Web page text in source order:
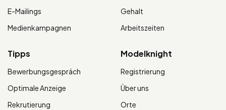
E-Mailings
Medienkampagnen
Gehalt
Arbeitszeiten
Tipps
Bewerbungsgespräch
Optimale Anzeige
Rekrutierung
Modelknight
Registrierung
Über uns
Orte